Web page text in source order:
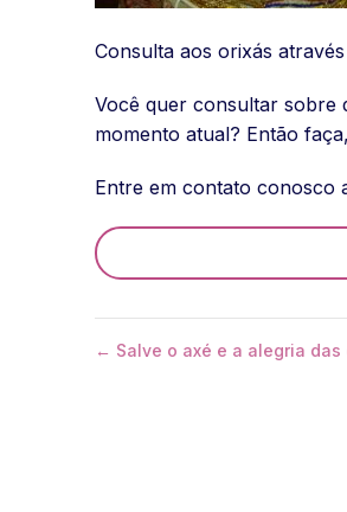
Consulta aos orixás
Você quer consultar sobre
momento atual? Então
Entre em contato conosco
← Salve o axé e a alegria